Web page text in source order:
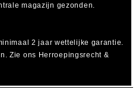
magazijn gezonden.
2 jaar wettelijke garantie
Zie ons Herroepingsrecht &